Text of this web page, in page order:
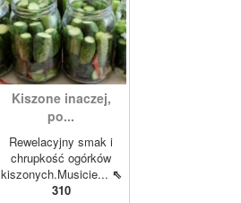
Kiszone inaczej,
po...
Rewelacyjny smak i
chrupkość ogórków
kiszonych.Musicie... ⇖
310